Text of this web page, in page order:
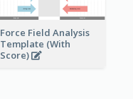
Force Field Analysis
Template (With
Score)